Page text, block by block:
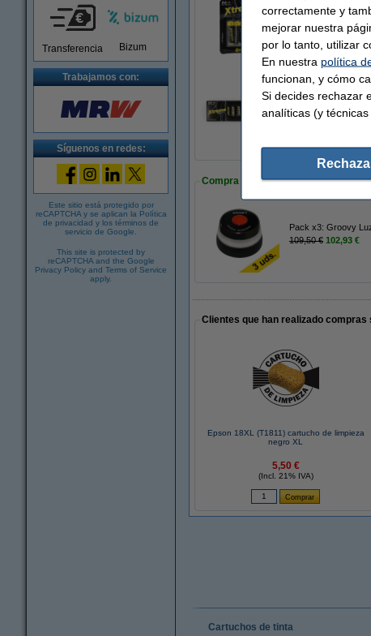
Transferencia Bizum
Trabajamos con:
Síguenos en redes:
Este sitio está protegido por
reCAPTCHA y se aplican la Política
de privacidad y los términos de
servicio de Google
This site is protected by
reCAPTCHA and the Google
Privacy Policy and Terms of Service
apply.
123tinta Pilas
3,95 €
123tinta Pilas
14,50 €
Compra en pack
Pack x3: Groovy
109,50 € 102,93 €
Clientes que han realizado
Epson 18XL (T1811) cartucho de limpieza
negro XL
5,50 €
(Incl. 21% IVA)
Cartuchos de tinta
correctamente y
mejorar nuestra
por lo tanto, utilizar
En nuestra política
funcionan, y cómo
Si decides rechazar
analíticas (y técnicas